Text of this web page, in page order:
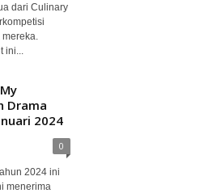
dari Culinary
ini...
Drama
2024
0
2024 ini
menerima